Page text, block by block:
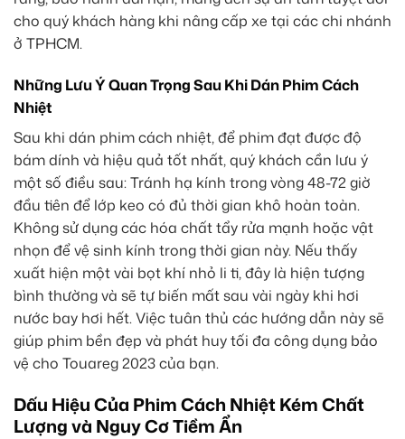
cho quý khách hàng khi nâng cấp xe tại các chi nhánh
ở TPHCM.
Những Lưu Ý Quan Trọng Sau Khi Dán Phim Cách
Nhiệt
Sau khi dán phim cách nhiệt, để phim đạt được độ
bám dính và hiệu quả tốt nhất, quý khách cần lưu ý
một số điều sau: Tránh hạ kính trong vòng 48-72 giờ
đầu tiên để lớp keo có đủ thời gian khô hoàn toàn.
Không sử dụng các hóa chất tẩy rửa mạnh hoặc vật
nhọn để vệ sinh kính trong thời gian này. Nếu thấy
xuất hiện một vài bọt khí nhỏ li ti, đây là hiện tượng
bình thường và sẽ tự biến mất sau vài ngày khi hơi
nước bay hơi hết. Việc tuân thủ các hướng dẫn này sẽ
giúp phim bền đẹp và phát huy tối đa công dụng bảo
vệ cho Touareg 2023 của bạn.
Dấu Hiệu Của Phim Cách Nhiệt Kém Chất
Lượng và Nguy Cơ Tiềm Ẩn